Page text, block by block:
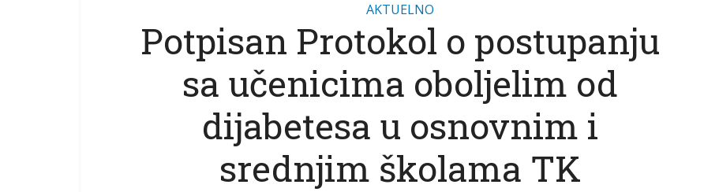
AKTUELNO
Potpisan Protokol o postupanju
sa učenicima oboljelim od
dijabetesa u osnovnim i
srednjim školama TK